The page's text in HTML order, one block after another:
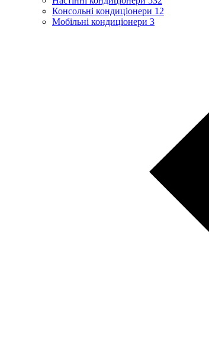
Консольні кондиціонери 12
Мобільні кондиціонери 3